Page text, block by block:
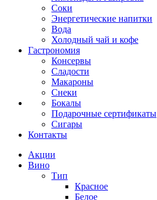
Соки
Энергетические напитки
Вода
Холодный чай и кофе
Гастрономия
Консервы
Сладости
Макароны
Снеки
Бокалы
Подарочные сертификаты
Сигары
Контакты
Акции
Вино
Тип
Красное
Белое